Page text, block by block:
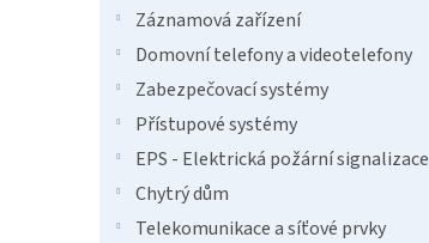
Záznamová zařízení
Domovní telefony a videotelefony
Zabezpečovací systémy
Přístupové systémy
EPS - Elektrická požární signalizace
Chytrý dům
Telekomunikace a síťové prvky